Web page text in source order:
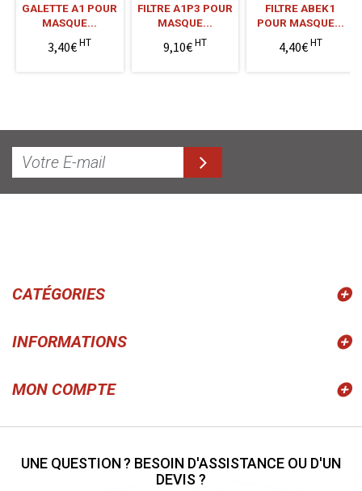
GALETTE A1 POUR
MASQUE...
3,40€HT
FILTRE A1P3 POUR
MASQUE...
9,10€HT
FILTRE ABEK1
POUR MASQUE...
4,40€HT
CATÉGORIES
INFORMATIONS
MON COMPTE
UNE QUESTION ? BESOIN D'ASSISTANCE OU D'UN
DEVIS ?